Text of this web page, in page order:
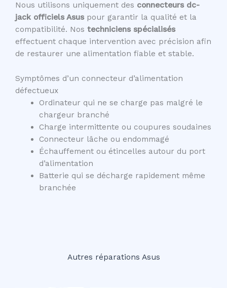
Nous utilisons uniquement des connecteurs dc-
jack officiels Asuspour garantir la qualité et la
compatibilité. Nos techniciens spécialisés
effectuent chaque intervention avec précision afin
de restaurer une alimentation fiable et stable.
Symptômes d’un connecteur d’alimentation
défectueux
Ordinateur qui ne se charge pas malgré le
chargeur branché
Charge intermittente ou coupures soudaines
Connecteur lâche ou endommagé
Échauffement ou étincelles autour du port
d’alimentation
Batterie qui se décharge rapidement même
branchée
Autres réparations Asus